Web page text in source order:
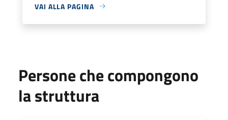
VAI ALLA PAGINA
Persone che compongono
la struttura